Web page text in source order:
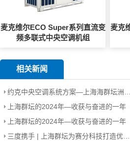
麦克维尔ECO Super系列直流变
频多联式中央空调机组
麦克
相关新闻
约克中央空调系统方案—上海海群坛洲泰轻工机械制造有限公司厂房项目
上海群坛的2024年—收获与奋进的一年
上海群坛的2024年—收获与奋进的一年
三度携手 | 上海群坛为赛分科技打造优质办公环境